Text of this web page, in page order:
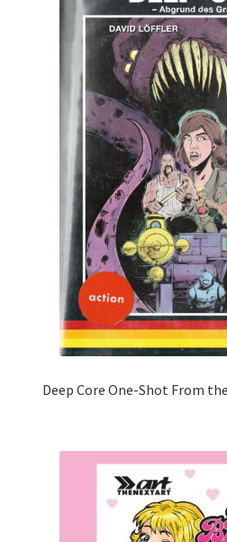
Deep Core One-Shot From